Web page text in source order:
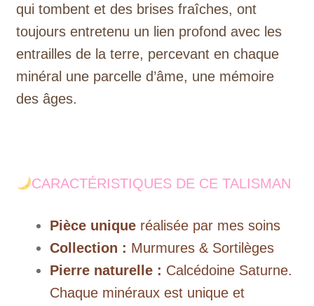
qui tombent et des brises fraîches, ont
toujours entretenu un lien profond avec les
entrailles de la terre, percevant en chaque
minéral une parcelle d’âme, une mémoire
des âges.
CARACTÉRISTIQUES DE CE TALISMAN
Pièce uniqueréalisée par mes soins
Collection : Murmures & Sortilèges
Pierre naturelle : Calcédoine Saturne.
Chaque minéraux est unique et